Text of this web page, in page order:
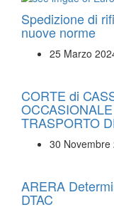
Spedizione di
nuove norme
25 Marzo
CORTE di
TRASPORTO
30 Novembre
ARERA
DTAC